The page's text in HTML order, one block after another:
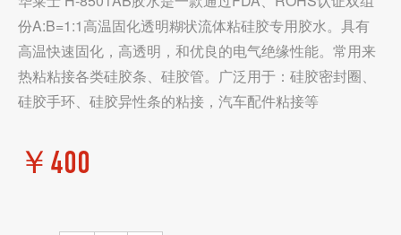
份A:B=1:1高温固化透明糊状流体粘硅胶专用胶水。具有
高温快速固化，高透明，和优良的电气绝缘性能。常用来
热粘粘接各类硅胶条、硅胶管。广泛用于：硅胶密封圈、
硅胶手环、硅胶异性条的粘接，汽车配件粘接等
￥400